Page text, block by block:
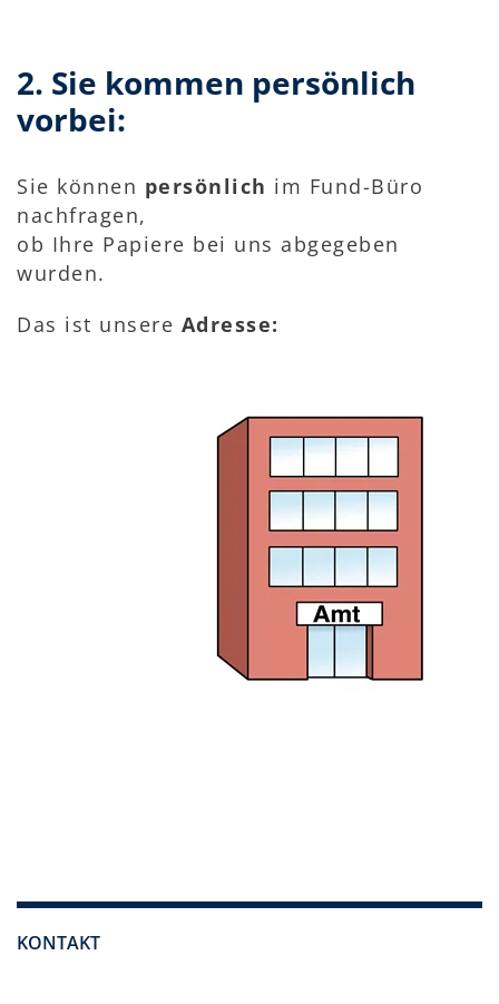
2. Sie kommen persönlich
vorbei:
Sie können persönlich im Fund-Büro
nachfragen,
ob Ihre Papiere bei uns abgegeben
wurden.
Das ist unsere Adresse:
KONTAKT